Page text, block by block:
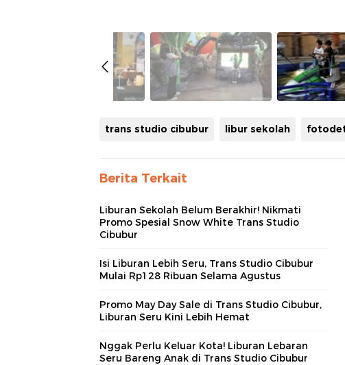
trans studio cibubur libur sekolah
Berita Terkait
Liburan Sekolah Belum Berakhir! Nikmati
Promo Spesial Snow White Trans Studio
Cibubur
Isi Liburan Lebih Seru, Trans Studio Cibubur
Mulai Rp128 Ribuan Selama Agustus
Promo May Day Sale di Trans Studio Cibubur,
Liburan Seru Kini Lebih Hemat
Nggak Perlu Keluar Kota! Liburan Lebaran
Seru Bareng Anak di Trans Studio Cibubur